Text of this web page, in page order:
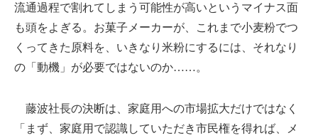
流通過程で割れてしまう可能性が高いというマイナス面
も頭をよぎる。お菓子メーカーが、これまで小麦粉でつ
くってきた原料を、いきなり米粉にするには、それなり
の「動機」が必要ではないのか……。
藤波社長の決断は、家庭用への市場拡大だけではなく
「まず、家庭用で認識していただき市民権を得れば、メ